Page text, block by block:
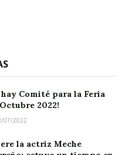
más hermosas en el
certamen de
hay Comité para la Feria
2022!
07/2022
la actriz Meche